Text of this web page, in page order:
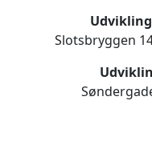
Slotsbryggen